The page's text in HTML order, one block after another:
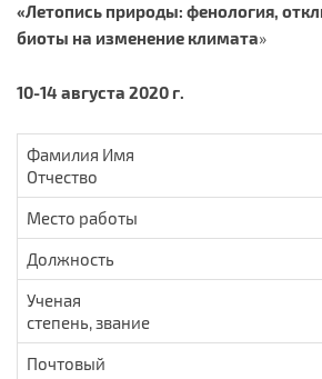
«Летопись природы: фенология,
биоты на изменение климата»
10-14 августа 2020 г.
Фамилия Имя
Отчество
Место работы
Должность
Ученая
степень, звание
Почтовый